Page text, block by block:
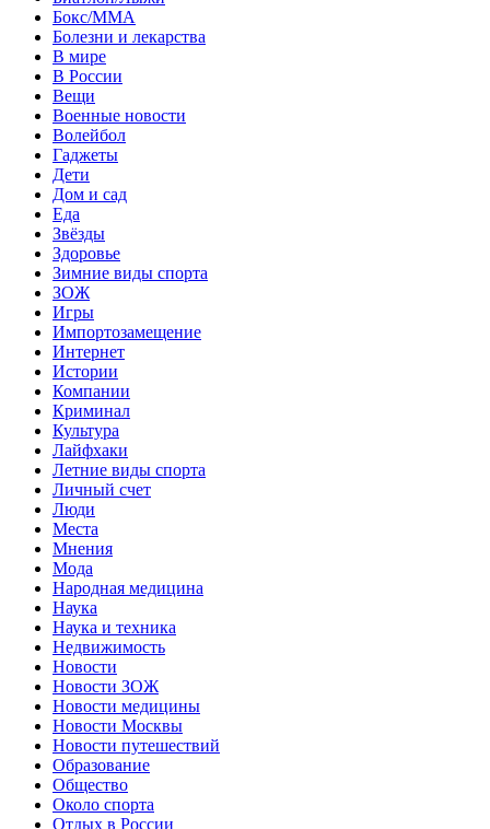
Бокс/MMA
Болезни и лекарства
В мире
В России
Вещи
Военные новости
Волейбол
Гаджеты
Дети
Дом и сад
Еда
Звёзды
Здоровье
Зимние виды спорта
ЗОЖ
Игры
Импортозамещение
Интернет
Истории
Компании
Криминал
Культура
Лайфхаки
Летние виды спорта
Личный счет
Люди
Места
Мнения
Мода
Народная медицина
Наука
Наука и техника
Недвижимость
Новости
Новости ЗОЖ
Новости медицины
Новости Москвы
Новости путешествий
Образование
Общество
Около спорта
Отдых в России